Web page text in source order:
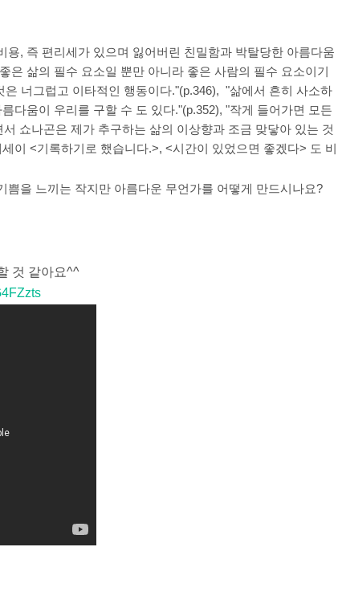
용, 즉 편리세가 있으며 잃어버린 친밀함과 박탈당한 아름다움
은 삶의 필수 요소일 뿐만 아니라 좋은 사람의 필수 요소이기
너그럽고 이타적인 행동이다."(p.346), "삶에서 흔히 사소하
다움이 우리를 구할 수 도 있다."(p.352), "작게 들어가면 모든
쇼나곤은 제가 추구하는 삶의 이상향과 조금 맞닿아 있는 것
이 <기록하기로 했습니다.>, <시간이 있었으면 좋겠다> 도 비
쁨을 느끼는 작지만 아름다운 무언가를 어떻게 만드시나요?
것 같아요^^